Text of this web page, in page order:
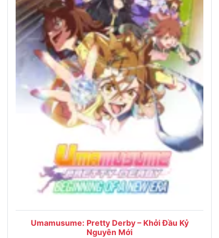
Umamusume: Pretty Derby – Khởi Đầu Kỷ
Nguyên Mới